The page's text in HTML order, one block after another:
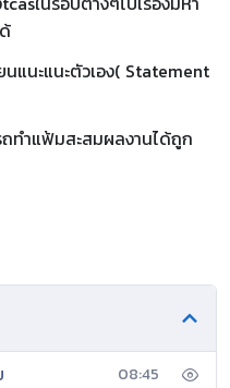
แนะแนะตัวเอง( Statement
ทำแฟ้มสะสมผลงานได้ถูก
08:45